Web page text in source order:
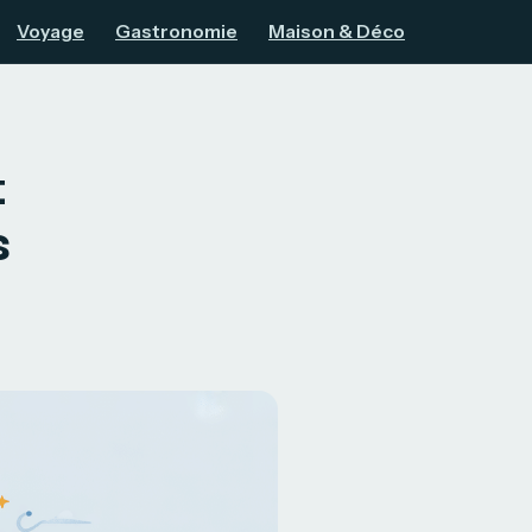
Voyage Gastronomie Maison & Déco